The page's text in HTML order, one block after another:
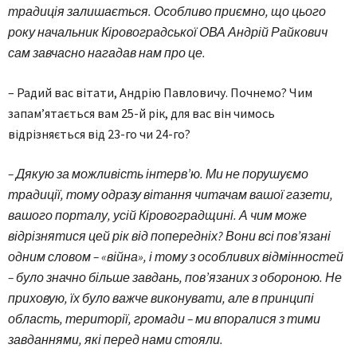
традиція залишається. Особливо приємно, що цього
року начальник Кіровоградської ОВА Андрій Райкович
сам завчасно нагадав нам про це.
– Радий вас вітати, Андрію Павловичу. Почнемо? Чим
запам’ятається вам 25-й рік, для вас він чимось
відрізняється від 23-го чи 24-го?
– Дякую за можливість інтерв’ю. Ми не порушуємо
традиції, тому одразу вітання читачам вашої газети,
вашого порталу, усій Кіровоградщині. А чим може
відрізнятися цей рік від попередніх? Вони всі пов’язані
одним словом – «війна», і тому з особливих відмінностей
– було значно більше завдань, пов’язаних з обороною. Не
приховую, їх було важче виконувати, але в принципі
область, території, громади – ми впоралися з тими
завданнями, які перед нами стояли.